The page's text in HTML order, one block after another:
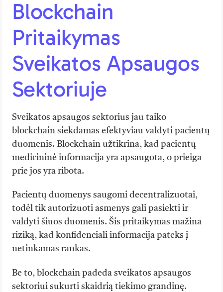
Blockchain
Pritaikymas
Sveikatos Apsaugos
Sektoriuje
Sveikatos apsaugos sektorius jau taiko
blockchain siekdamas efektyviau valdyti pacientų
duomenis. Blockchain užtikrina, kad pacientų
medicininė informacija yra apsaugota, o prieiga
prie jos yra ribota.
Pacientų duomenys saugomi decentralizuotai,
todėl tik autorizuoti asmenys gali pasiekti ir
valdyti šiuos duomenis. Šis pritaikymas mažina
riziką, kad konfidenciali informacija pateks į
netinkamas rankas.
Be to, blockchain padeda sveikatos apsaugos
sektoriui sukurti skaidrią tiekimo grandinę.